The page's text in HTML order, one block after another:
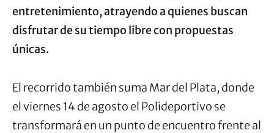
entretenimiento, atrayendo a quienes buscan
disfrutar de su tiempo libre con propuestas
únicas.
El recorrido también suma Mar del Plata, donde
el viernes 14 de agosto el Polideportivo se
transformará en un punto de encuentro frente al